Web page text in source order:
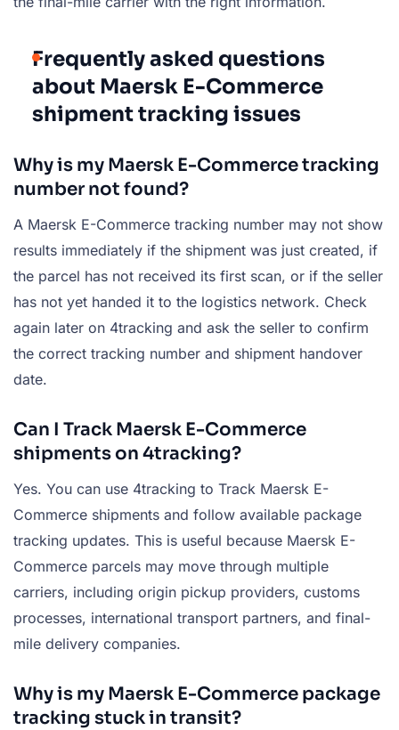
Frequently asked questions
about Maersk E-Commerce
shipment tracking issues
Why is my Maersk E-Commerce tracking
number not found?
A Maersk E-Commerce tracking number may not show
results immediately if the shipment was just created, if
the parcel has not received its first scan, or if the seller
has not yet handed it to the logistics network. Check
again later on 4tracking and ask the seller to confirm
the correct tracking number and shipment handover
date.
Can I Track Maersk E-Commerce
shipments on 4tracking?
Yes. You can use 4tracking to Track Maersk E-
Commerce shipments and follow available package
tracking updates. This is useful because Maersk E-
Commerce parcels may move through multiple
carriers, including origin pickup providers, customs
processes, international transport partners, and final-
mile delivery companies.
Why is my Maersk E-Commerce package
tracking stuck in transit?